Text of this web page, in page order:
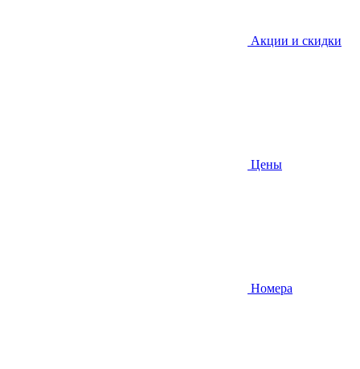
Акции и скидки
Цены
Номера